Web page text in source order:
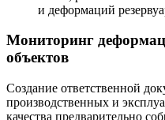
и деформаций
Мониторинг
объектов
Создание ответственной
производственных и
качества предварительно